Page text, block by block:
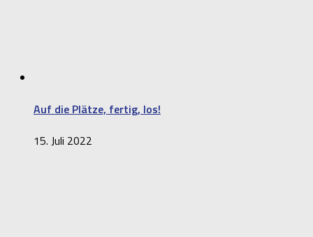
Auf die Plätze, fertig, los!
15. Juli 2022